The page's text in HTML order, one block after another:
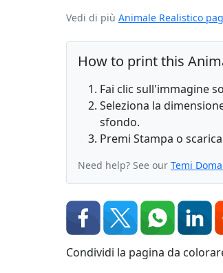
Vedi di più Animale Realistico
How to print this
Fai clic sull'immagine
Seleziona la
sfondo.
Premi Stampa o
Need help? See our Temi
Condividi la pagina da